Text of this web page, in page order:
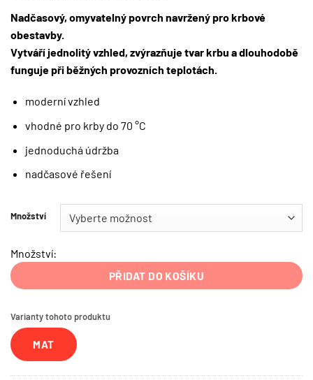
Nadčasový, omyvatelný povrch navržený pro krbové
obestavby.
Vytváří jednolitý vzhled, zvýrazňuje tvar krbu a dlouhodobě
funguje při běžných provozních teplotách.
moderní vzhled
vhodné pro krby do 70 °C
jednoduchá údržba
nadčasové řešení
Množství
Množství:
PŘIDAT DO KOŠÍKU
Varianty tohoto produktu
MAT